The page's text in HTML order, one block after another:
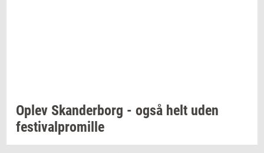
Oplev Skan­der­borg - også helt uden
festi­val­pro­mil­le